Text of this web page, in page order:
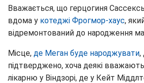
Вважається, що герцогиня
вдома у котеджі Фрогмор-хаус,
відремонтований до народження
Місце, де Меган буде народжувати,
підтверджено, хоча деякі
лікарню у Віндзорі, де у Кейт